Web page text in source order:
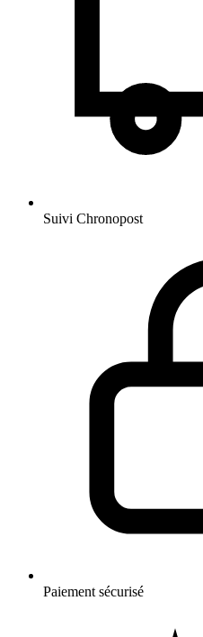
Suivi Chronopost
Paiement sécurisé